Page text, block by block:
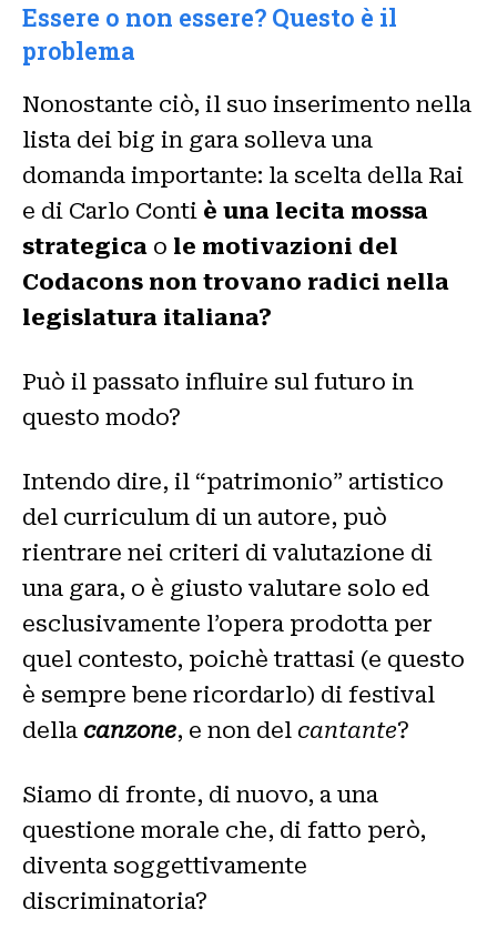
Essere o non essere? Questo è il
problema
Nonostante ciò, il suo inserimento nella
lista dei big in gara solleva una
domanda importante: la scelta della Rai
e di Carlo Conti è una lecita mossa
strategica o le motivazioni del
Codacons non trovano radici nella
legislatura italiana?
Può il passato influire sul futuro in
questo modo?
Intendo dire, il “patrimonio” artistico
del curriculum di un autore, può
rientrare nei criteri di valutazione di
una gara, o è giusto valutare solo ed
esclusivamente l’opera prodotta per
quel contesto, poichè trattasi (e questo
è sempre bene ricordarlo) di festival
della canzone, e non del cantante?
Siamo di fronte, di nuovo, a una
questione morale che, di fatto però,
diventa soggettivamente
discriminatoria?